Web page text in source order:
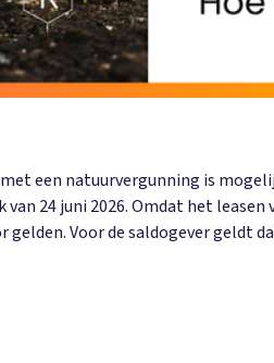
een natuurvergunning is
24 juni 2026. Omdat het
gelden. Voor de saldogever geldt